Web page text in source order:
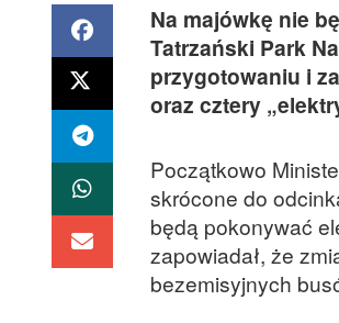
Na majówkę nie
Tatrzański Park
przygotowaniu i
oraz cztery
Początkowo
skrócone do
będą pokonywać
zapowiadał, że
bezemisyjnych